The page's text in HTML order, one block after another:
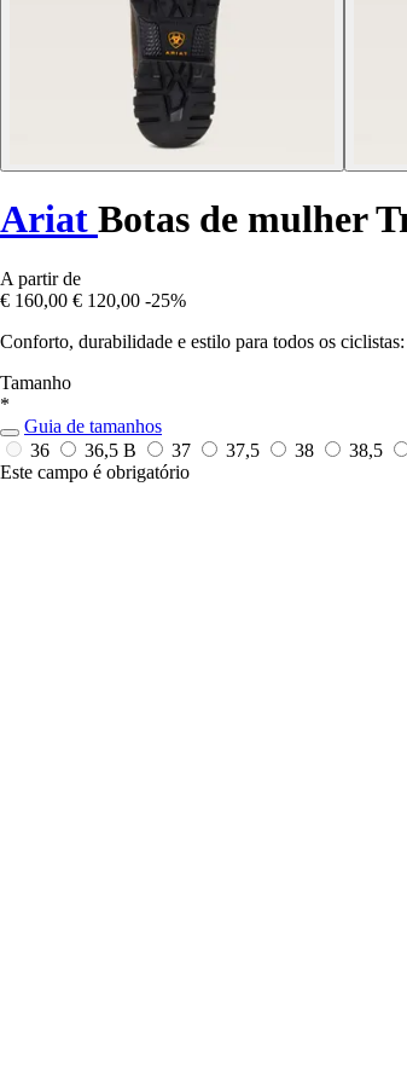
Ariat Botas de mulher
A partir de
€ 160,00 € 120,00 -25%
Conforto, durabilidade e estilo para todos os
Tamanho
*
Guia de tamanhos
36
36,5 B 37 37,5 38 38,5
Este campo é obrigatório